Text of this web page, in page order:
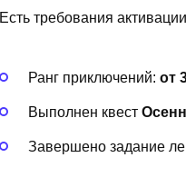
Есть требования
Ранг приключений: от
Выполнен квест
Завершено задание